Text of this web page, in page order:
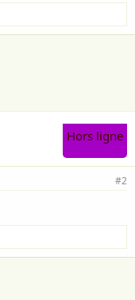
Hors ligne
#2